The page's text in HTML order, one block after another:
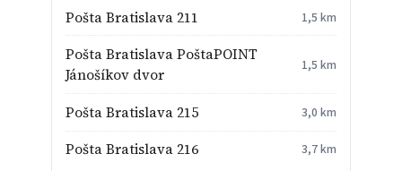
Pošta Bratislava 211 1,5 km
Pošta Bratislava PoštaPOINT
Jánošíkov dvor
1,5 km
Pošta Bratislava 215 3,0 km
Pošta Bratislava 216 3,7 km